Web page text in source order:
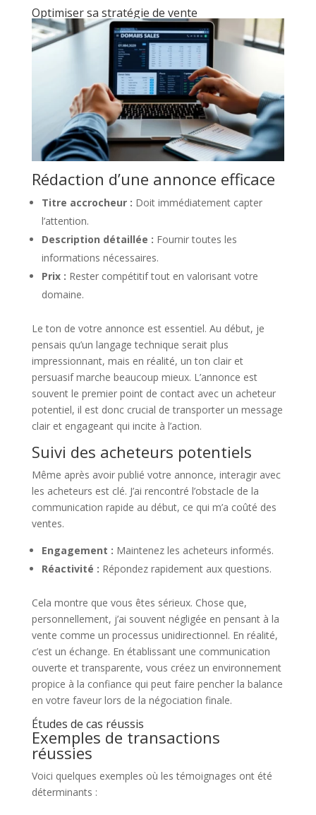
Optimiser sa stratégie de vente
Rédaction d’une annonce efficace
Titre accrocheur : Doit immédiatement capter
l’attention.
Description détaillée : Fournir toutes les
informations nécessaires.
Prix : Rester compétitif tout en valorisant votre
domaine.
Le ton de votre annonce est essentiel. Au début, je
pensais qu’un langage technique serait plus
impressionnant, mais en réalité, un ton clair et
persuasif marche beaucoup mieux. L’annonce est
souvent le premier point de contact avec un acheteur
potentiel, il est donc crucial de transporter un message
clair et engageant qui incite à l’action.
Suivi des acheteurs potentiels
Même après avoir publié votre annonce, interagir avec
les acheteurs est clé. J’ai rencontré l’obstacle de la
communication rapide au début, ce qui m’a coûté des
ventes.
Engagement : Maintenez les acheteurs informés.
Réactivité : Répondez rapidement aux questions.
Cela montre que vous êtes sérieux. Chose que,
personnellement, j’ai souvent négligée en pensant à la
vente comme un processus unidirectionnel. En réalité,
c’est un échange. En établissant une communication
ouverte et transparente, vous créez un environnement
propice à la confiance qui peut faire pencher la balance
en votre faveur lors de la négociation finale.
Études de cas réussis
Exemples de transactions
réussies
Voici quelques exemples où les témoignages ont été
déterminants :